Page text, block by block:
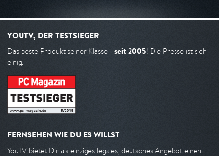
YOUTV, DER TESTSIEGER
Das beste Produkt seiner Klasse - seit 2005! Die Presse ist sich
einig.
FERNSEHEN WIE DU ES WILLST
YouTV bietet Dir als einziges legales, deutsches Angebot einen